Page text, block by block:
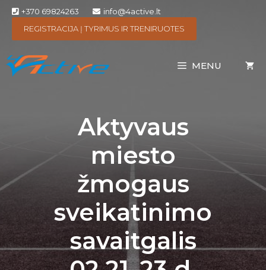
+370 69824263
info@4active.lt
REGISTRACIJA Į TYRIMUS IR TRENIRUOTES
MENU
Aktyvaus
miesto
žmogaus
sveikatinimo
savaitgalis